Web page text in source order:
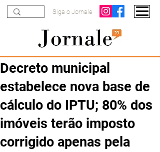
Siga o Jornale
Decreto municipal
estabelece nova base de
cálculo do IPTU; 80% dos
imóveis terão imposto
corrigido apenas pela